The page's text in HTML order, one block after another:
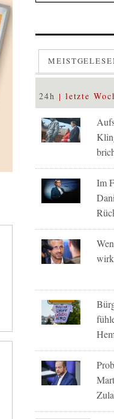
24h letzte
Im